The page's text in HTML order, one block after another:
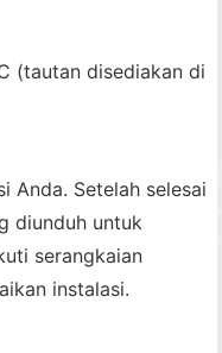
(tautan disediakan di
Anda. Setelah selesai
diunduh untuk
serangkaian
instalasi.